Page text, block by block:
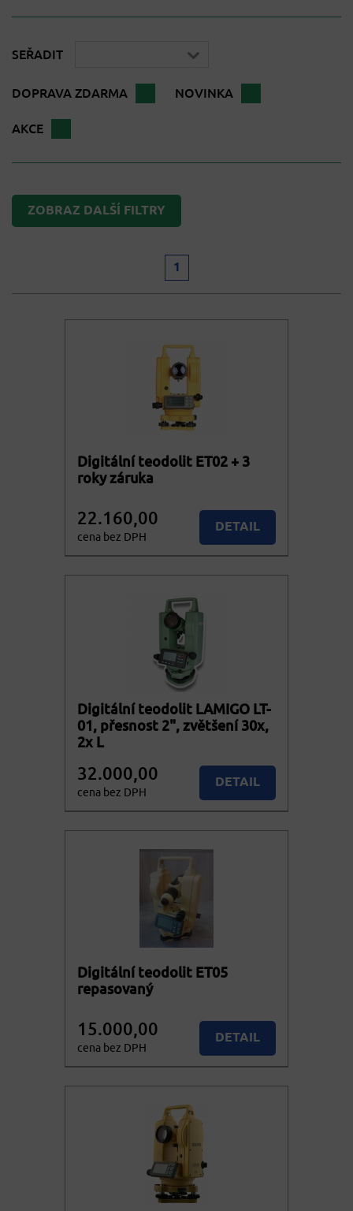
SEŘADIT
DOPRAVA ZDARMA NOVINKA
AKCE
ZOBRAZ DALŠÍ FILTRY
1
Digitální teodolit ET02 + 3
roky záruka
22.160,00
cena bez DPH
DETAIL
KOUPIT
Digitální teodolit LAMIGO LT-
01, přesnost 2", zvětšení 30x,
2x L
32.000,00
cena bez DPH
DETAIL
KOUPIT
Digitální teodolit ET05
repasovaný
15.000,00
cena bez DPH
DETAIL
Nedostupné